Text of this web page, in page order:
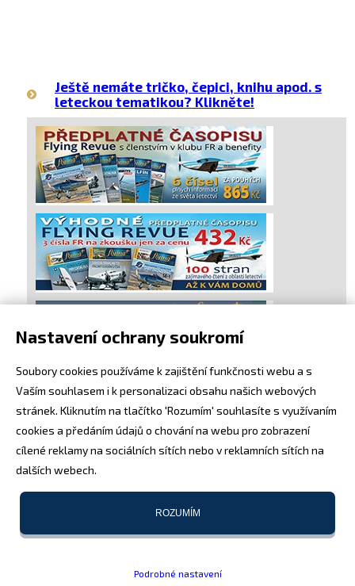
Ještě nemáte tričko, čepici, knihu apod. s
leteckou tematikou? Klikněte!
Nastavení ochrany soukromí
Soubory cookies používáme k zajištění funkčnosti webu a s
Vaším souhlasem i k personalizaci obsahu našich webových
stránek. Kliknutím na tlačítko 'Rozumím' souhlasíte s využívaním
cookies a předáním údajů o chování na webu pro zobrazení
cílené reklamy na sociálních sítích nebo v reklamních sítích na
dalších webech.
ROZUMÍM
Podrobné nastavení